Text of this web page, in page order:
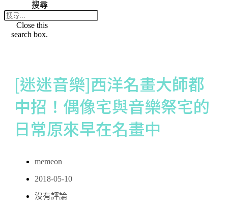
搜尋
Close this
search box.
[迷迷音樂]西洋名畫大師都
中招！偶像宅與音樂祭宅的
日常原來早在名畫中
memeon
2018-05-10
沒有評論